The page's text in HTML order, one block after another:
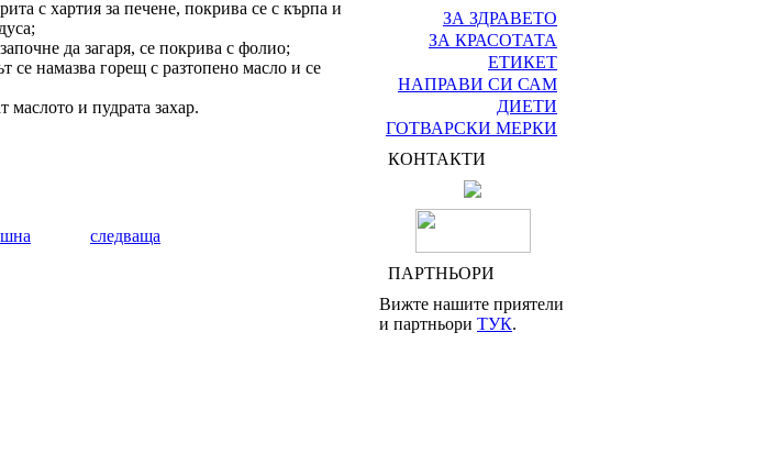
с хартия за печене, покрива се с кърпа и
да загаря, се покрива с фолио;
се намазва горещ с разтопено масло и се
маслото и пудрата захар.
следваща
ЗА ЗДРАВЕТО
ЗА КРАСОТАТА
ЕТИКЕТ
НАПРАВИ СИ САМ
ДИЕТИ
ГОТВАРСКИ МЕРКИ
КОНТАКТИ
ПАРТНЬОРИ
Вижте нашите приятели
и партньори ТУК.